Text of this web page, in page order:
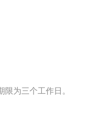
限为三个工作日。